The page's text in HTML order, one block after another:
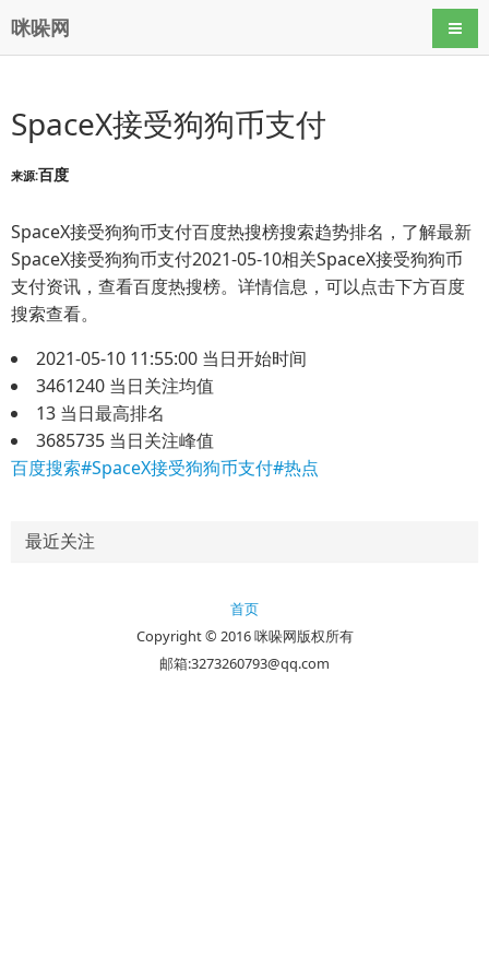
咪哚网 导航
SpaceX接受狗狗币支付
来源:百度
SpaceX接受狗狗币支付百度热搜榜搜索趋势排名，了解最新
SpaceX接受狗狗币支付2021-05-10相关SpaceX接受狗狗币
支付资讯，查看百度热搜榜。详情信息，可以点击下方百度
搜索查看。
2021-05-10 11:55:00 当日开始时间
3461240 当日关注均值
13 当日最高排名
3685735 当日关注峰值
百度搜索#SpaceX接受狗狗币支付#热点
最近关注
首页
Copyright © 2016 咪哚网版权所有
邮箱:3273260793@qq.com